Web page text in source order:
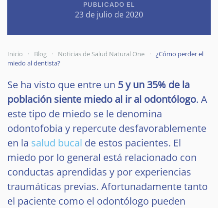
PUBLICADO EL
23 de julio de 2020
Inicio Blog Noticias de Salud Natural One
¿Cómo perder el
miedo al dentista?
Se ha visto que entre un 5 y un 35% de la
población siente miedo al ir al odontólogo. A
este tipo de miedo se le denomina
odontofobia y repercute desfavorablemente
en la salud bucal de estos pacientes. El
miedo por lo general está relacionado con
conductas aprendidas y por experiencias
traumáticas previas. Afortunadamente tanto
el paciente como el odontólogo pueden